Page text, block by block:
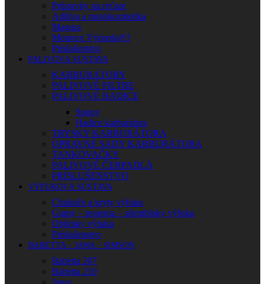
Prípravky na reťaze
Aditíva a motokozmetika
Magura
Motorex Výpredaj!!!
Príslušenstvo
PALIVOVÁ SÚSTAVA
KARBURÁTORY
PALIVOVÉ FILTRE
PALIVOVÉ HADICE
Spony
Hadice karburátora
TRYSKY KARBURÁTORA
OPRAVNÉ SADY KARBURÁTORA
TANKOVAČKY
PALIVOVÉ ČERPADLÁ
PRÍSLUŠENSTVO
VÝFUKOVÁ SÚSTAVA
Chrániče a kryty výfuku
Gumy – tesnenia – silentbloky výfuku
Objímky výfuku
Príslušenstvo
BABETTA – JAWA – SIMSON
Babetta 207
Babetta 210